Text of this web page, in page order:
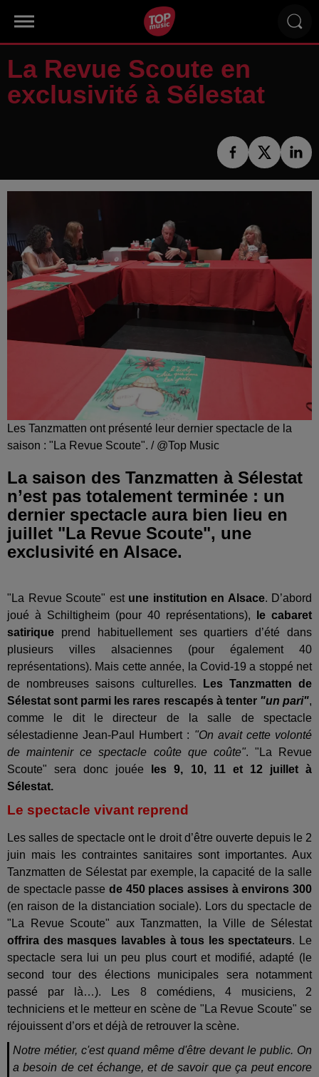
La Revue Scoute en
exclusivité à Sélestat
Les Tanzmatten ont présenté leur dernier spectacle de la
saison : "La Revue Scoute". / @Top Music
La saison des Tanzmatten à Sélestat
n’est pas totalement terminée : un
dernier spectacle aura bien lieu en
juillet "La Revue Scoute", une
exclusivité en Alsace.
"La Revue Scoute" est une institution en Alsace. D’abord
joué à Schiltigheim (pour 40 représentations),
le cabaret
satirique prend habituellement ses quartiers d’été dans
plusieurs villes alsaciennes (pour également 40
représentations). Mais cette année, la Covid-19 a stoppé net
de nombreuses saisons culturelles.
Les Tanzmatten de
Sélestat sont parmi les rares rescapés à tenter "un pari",
comme le dit le directeur de la salle de spectacle
sélestadienne Jean-Paul Humbert : "On avait cette volonté
de maintenir ce spectacle coûte que coûte". "La Revue
Scoute" sera donc jouée les 9, 10, 11 et 12 juillet à
Sélestat.
Le spectacle vivant reprend
Les salles de spectacle ont le droit d’être ouverte depuis le 2
juin mais les contraintes sanitaires sont importantes. Aux
Tanzmatten de Sélestat par exemple, la capacité de la salle
de spectacle passe de 450 places assises à environs 300
(en raison de la distanciation sociale). Lors du spectacle de
"La Revue Scoute" aux Tanzmatten, la Ville de Sélestat
offrira des masques lavables à tous les spectateurs. Le
spectacle sera lui un peu plus court et modifié, adapté (le
second tour des élections municipales sera notamment
passé par là…). Les 8 comédiens, 4 musiciens, 2
techniciens et le metteur en scène de "La Revue Scoute" se
réjouissent d’ors et déjà de retrouver la scène.
Notre métier, c'est quand même d'être devant le public. On
a besoin de cet échange, et de savoir que ça peut encore